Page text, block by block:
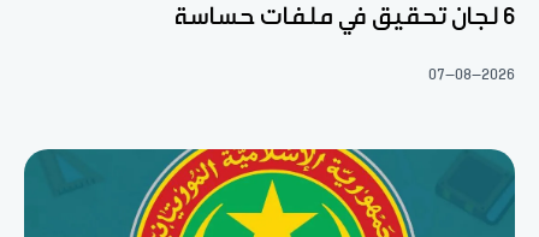
6 لجان تحقيق في ملفات حساسة
07-08-2026